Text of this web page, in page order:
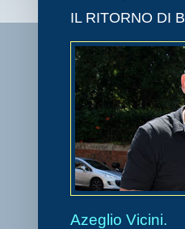
IL RITORNO DI
Azeglio Vicini.